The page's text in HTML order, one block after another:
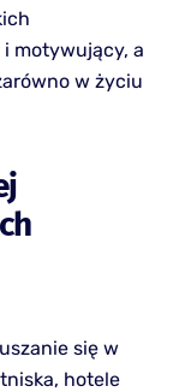
motywujący, a
w życiu
się w
hotele